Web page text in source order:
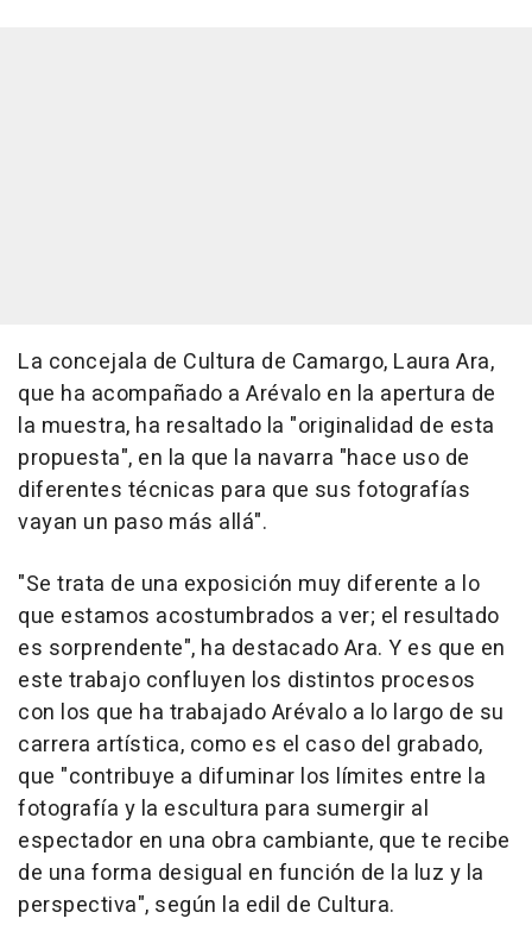
La concejala de Cultura de Camargo, Laura Ara,
que ha acompañado a Arévalo en la apertura de
la muestra, ha resaltado la "originalidad de esta
propuesta", en la que la navarra "hace uso de
diferentes técnicas para que sus fotografías
vayan un paso más allá".
"Se trata de una exposición muy diferente a lo
que estamos acostumbrados a ver; el resultado
es sorprendente", ha destacado Ara. Y es que en
este trabajo confluyen los distintos procesos
con los que ha trabajado Arévalo a lo largo de su
carrera artística, como es el caso del grabado,
que "contribuye a difuminar los límites entre la
fotografía y la escultura para sumergir al
espectador en una obra cambiante, que te recibe
de una forma desigual en función de la luz y la
perspectiva", según la edil de Cultura.